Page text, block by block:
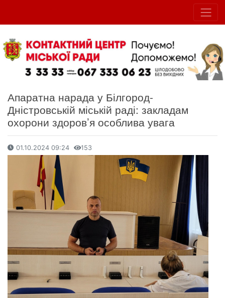
Апаратна нарада у Білгород-
Дністровській міській раді: закладам
охорони здоров’я особлива увага
01.10.2024 09:24 153